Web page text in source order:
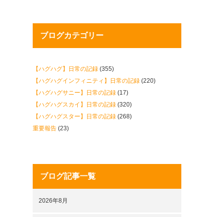
ブログカテゴリー
【ハグハグ】日常の記録 (355)
【ハグハグインフィニティ】日常の記録 (220)
【ハグハグサニー】日常の記録 (17)
【ハグハグスカイ】日常の記録 (320)
【ハグハグスター】日常の記録 (268)
重要報告 (23)
ブログ記事一覧
2026年8月